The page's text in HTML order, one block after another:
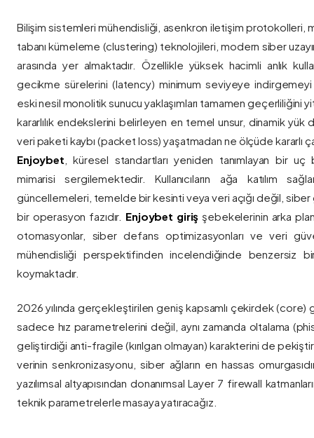
Bilişim sistemleri mühendisliği, asenkron iletişim protokolleri,
tabanı kümeleme (clustering) teknolojileri, modern siber
arasında yer almaktadır. Özellikle yüksek hacimli anlık
gecikme sürelerini (latency) minimum seviyeye
eski nesil monolitik sunucu yaklaşımları tamamen geçerliliğini
kararlılık endekslerini belirleyen en temel unsur, dinamik yük
veri paketi kaybı (packet loss) yaşatmadan ne ölçüde kararlı
Enjoybet , küresel standartları yeniden tanımlayan bir
mimarisi sergilemektedir. Kullanıcıların ağa katılım
güncellemeleri, temelde bir kesinti veya veri açığı değil, siber
bir operasyon fazıdır. Enjoybet giriş şebekelerinin arka
otomasyonlar, siber defans optimizasyonları ve veri
mühendisliği perspektifinden incelendiğinde benzersiz
koymaktadır.
2026 yılında gerçekleştirilen geniş kapsamlı çekirdek
sadece hız parametrelerini değil, aynı zamanda oltalama
geliştirdiği anti-fragile (kırılgan olmayan) karakterini de
verinin senkronizasyonu, siber ağların en hassas
yazılımsal altyapısından donanımsal Layer 7 firewall
teknik parametrelerle masaya yatıracağız.